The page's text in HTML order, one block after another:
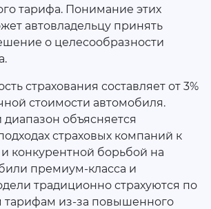
тарифа. Понимание этих
автовладельцу принять
о целесообразности
страхования составляет от 3%
стоимости автомобиля.
объясняется
страховых компаний к
конкурентной борьбой на
премиум-класса и
традиционно страхуются по
тарифам из-за повышенного